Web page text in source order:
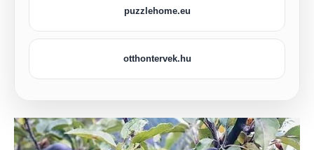
puzzlehome.eu
otthontervek.hu